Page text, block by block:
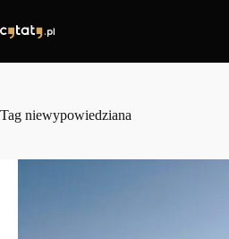
treści
Tag niewypowiedziana